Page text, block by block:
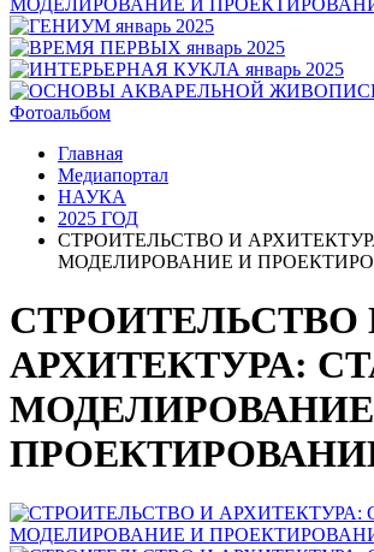
Фотоальбом
Главная
Медиапортал
НАУКА
2025 ГОД
СТРОИТЕЛЬСТВО И
МОДЕЛИРОВАНИЕ И
СТРОИТЕЛЬСТВО
АРХИТЕКТУРА: